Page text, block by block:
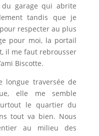
du garage qui abrite
tandis que je
respecter au plus
pour moi, la portail
il me faut rebrousser
Biscotte.
longue traversée de
elle me semble
le quartier du
tout va bien. Nous
au milieu des